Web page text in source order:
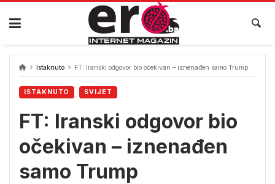
Skip
content
Istaknuto FT: Iranski odgovor bio očekivan – iznenađen samo Trump
ISTAKNUTO SVIJET
FT: Iranski odgovor bio
očekivan – iznenađen
samo Trump